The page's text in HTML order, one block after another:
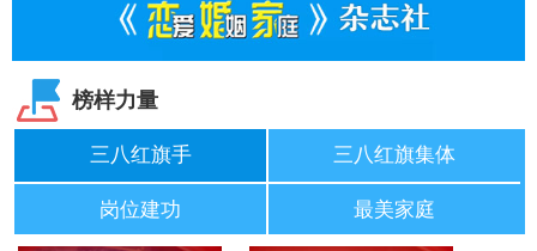
榜样力量
三八红旗手 三八红旗集体
岗位建功 最美家庭